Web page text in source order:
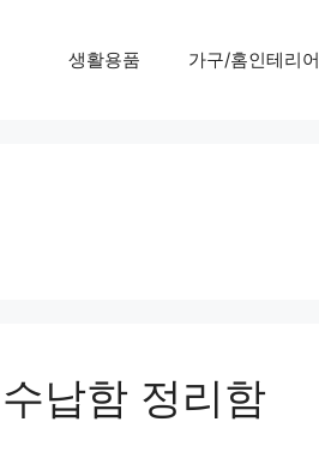
생활용품 가구/홈인테리어
납함 정리함